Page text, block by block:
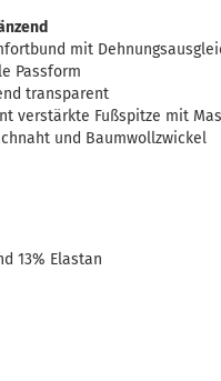
mit
Passform
transparent
verstärkte Fußspitze mit
und Baumwollzwickel
13% Elastan